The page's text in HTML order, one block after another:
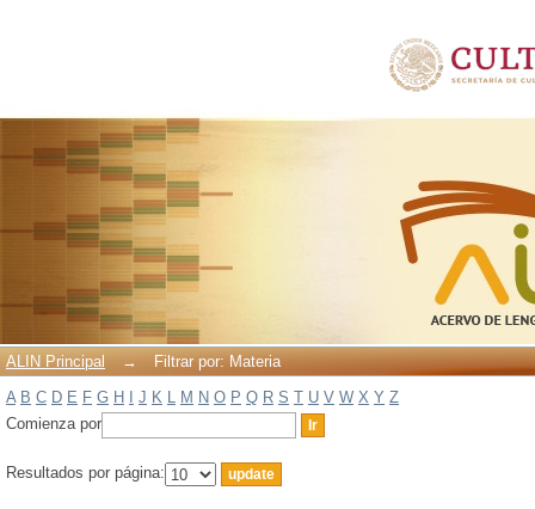
ALIN Principal →
Filtrar por: Materia
A B C D E F G H J K L M N O P Q R S T U V W X Y Z
Comienza por
Resultados por página: